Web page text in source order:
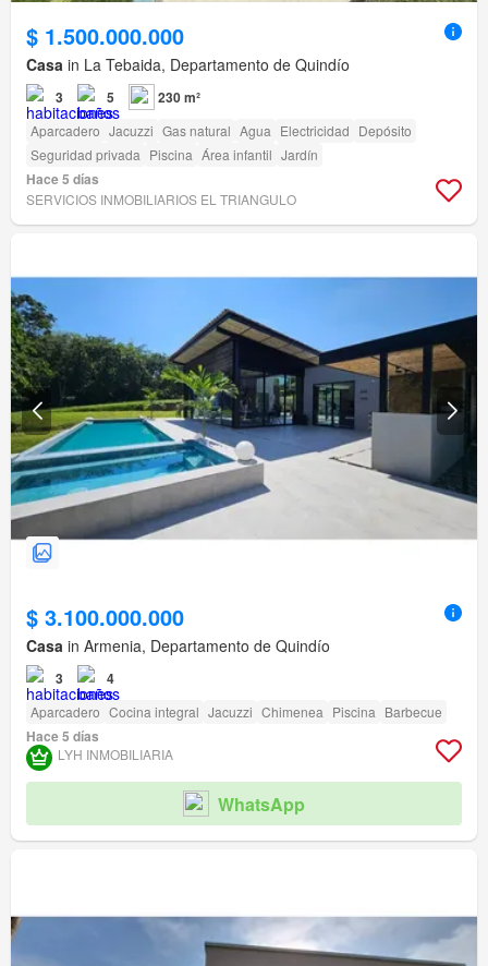
$ 1.500.000.000
Casa in La Tebaida, Departamento de Quindío
3 5 230 m²
Aparcadero Jacuzzi Gas natural Agua Electricidad Depósito
Seguridad privada Piscina Área infantil Jardín
Hace 5 días
SERVICIOS INMOBILIARIOS EL TRIANGULO
$ 3.100.000.000
Casa in Armenia, Departamento de Quindío
3 4
Aparcadero Cocina integral Jacuzzi Chimenea Piscina Barbecue
Hace 5 días
LYH INMOBILIARIA
WhatsApp